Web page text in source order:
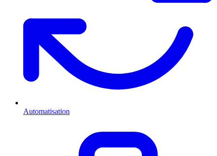
Automatisation